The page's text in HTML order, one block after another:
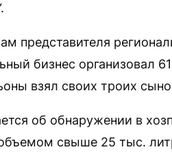
представителя
бизнес организовал
взял своих троих
об обнаружении в
свыше 25 тыс.